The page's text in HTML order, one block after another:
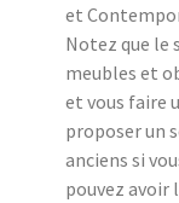
et
Notez que le
meubles et
et vous faire
proposer un
anciens si
pouvez avoir